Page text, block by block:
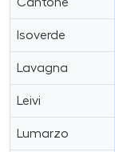
Isoverde
Lavagna
Leivi
Lumarzo